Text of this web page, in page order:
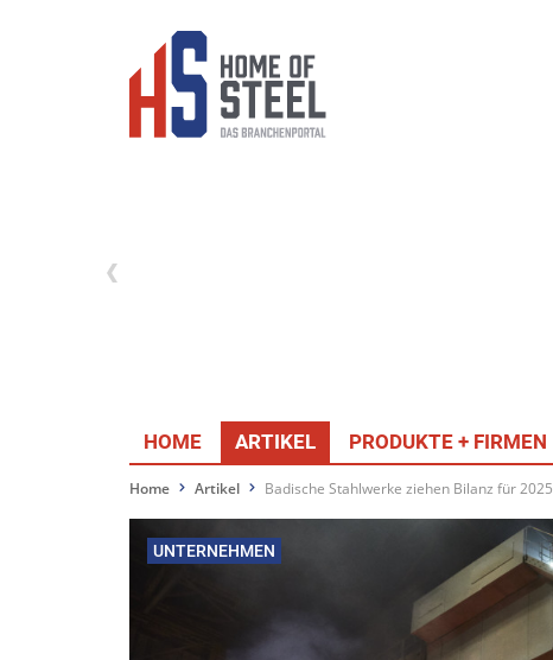
HOME ARTIKEL PRODUKTE + FIRMEN
Home Artikel Badische Stahlwerke ziehen Bilanz für 2025
UNTERNEHMEN